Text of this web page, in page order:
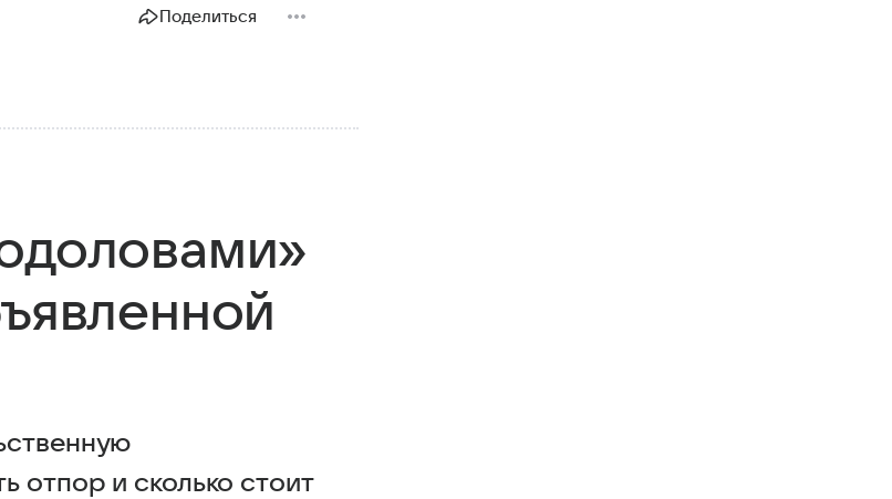
Поделиться
отпор и сколько стоит